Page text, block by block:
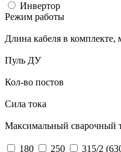
Инвертор
Режим работы
Длина кабеля в комплекте,
Пуль ДУ
Кол-во постов
Сила тока
Максимальный сварочный
180 250 315/2